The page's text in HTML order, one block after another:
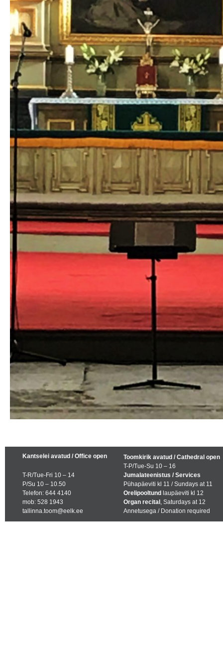
Kantselei avatud / Office open
T-R/Tue-Fri 10 – 14
P/Su 10 – 10.50
Telefon: 644 4140
mob: 528 1943
tallinna.toom@eelk.ee
Toomkirik avatud / Cathedral open
T-P/Tue-Su 10 – 16
Jumalateenistus / Services
Pühapäeviti kl 11 / Sundays at 11
Orelipooltund laupäeviti kl 12
Organ recital , Saturdays at 12
Annetusega / Donation required